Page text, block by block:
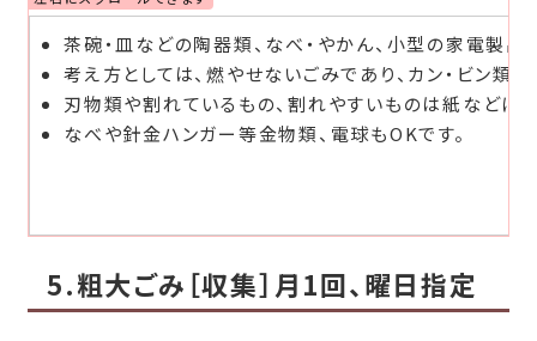
茶碗・皿などの陶器類、なべ・やかん、小型の家電製品
考え方としては、燃やせないごみであり、カン・ビン類
刃物類や割れているもの、割れやすいものは紙などに包
なべや針金ハンガー等金物類、電球もOKです。
5.粗大ごみ［収集］月1回、曜日指定